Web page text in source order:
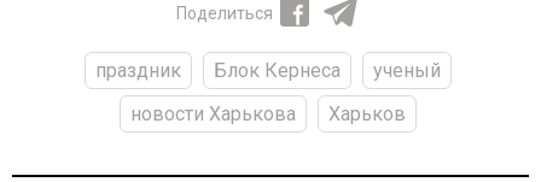
Поделиться
праздник Блок Кернеса
ученый
новости Харькова
Харьков